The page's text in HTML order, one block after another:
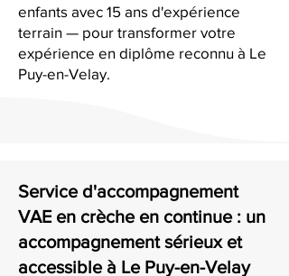
enfants avec 15 ans d'expérience
terrain — pour transformer votre
expérience en diplôme reconnu à Le
Puy-en-Velay.
Service d'accompagnement
VAE en crèche en continue : un
accompagnement sérieux et
accessible à Le Puy-en-Velay